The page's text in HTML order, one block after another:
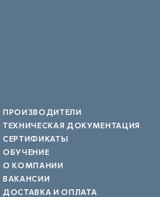
ПРОИЗВОДИТЕЛИ
ТЕХНИЧЕСКАЯ ДОКУМЕНТАЦИЯ
СЕРТИФИКАТЫ
ОБУЧЕНИЕ
О КОМПАНИИ
ВАКАНСИИ
ДОСТАВКА И ОПЛАТА